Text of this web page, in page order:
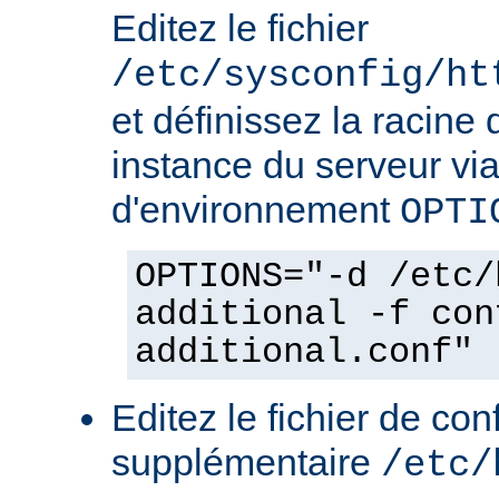
Editez le fichier
/etc/sysconfig/
et définissez la racine
instance du serveur
d'environnement
OPTIONS="-d /
additional -f
additional.conf"
Editez le fichier de
supplémentaire /etc/